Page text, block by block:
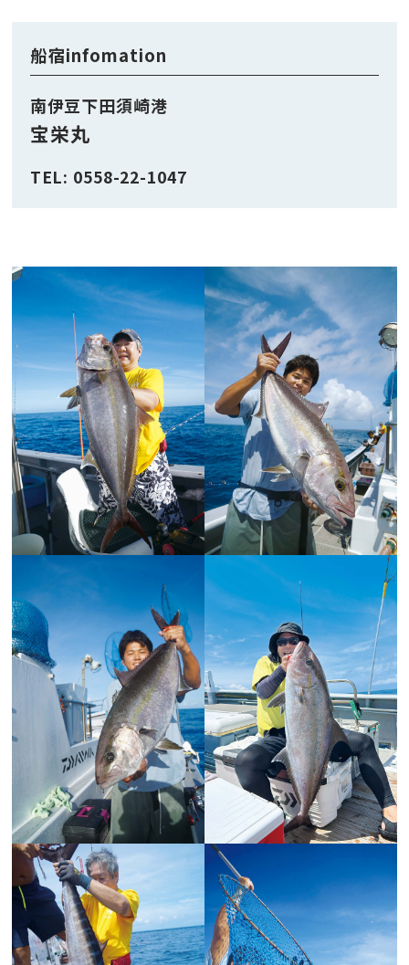
船宿infomation
南伊豆下田須崎港
宝栄丸
TEL: 0558-22-1047